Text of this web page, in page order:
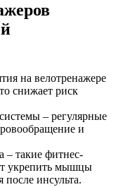
на велотренажере
снижает риск
– регулярные
и
– такие фитнес-
укрепить мышцы
после инсульта.